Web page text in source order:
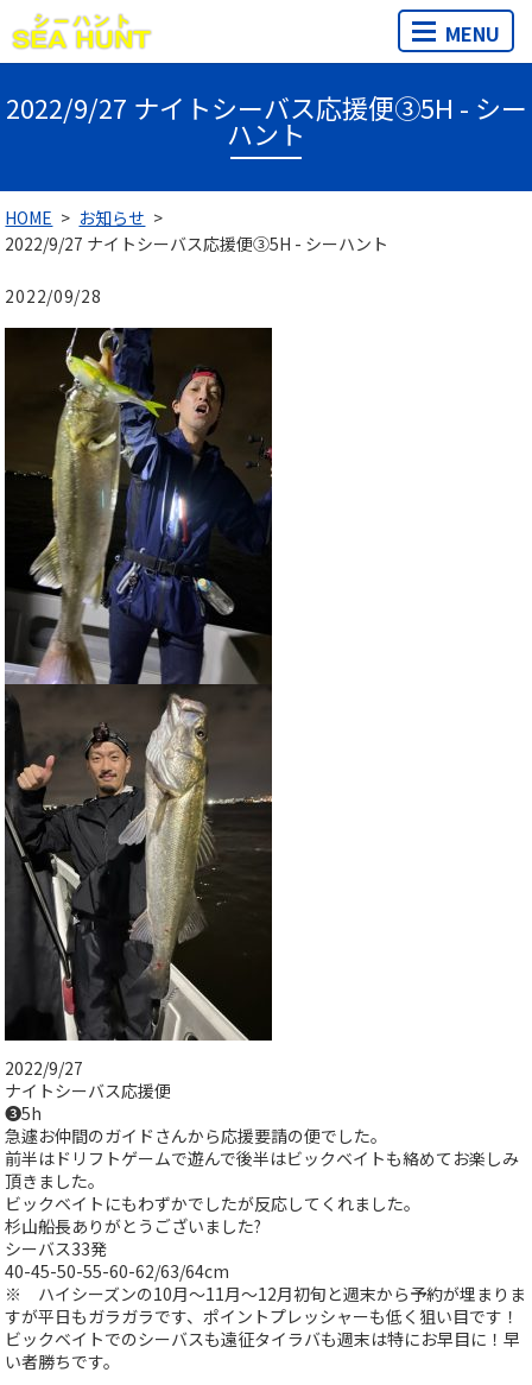
MENU
2022/9/27 ナイトシーバス応援便③5H - シー
ハント
HOME
お知らせ
2022/9/27 ナイトシーバス応援便③5H - シーハント
2022/09/28
2022/9/27
ナイトシーバス応援便
❸5h
急遽お仲間のガイドさんから応援要請の便でした。
前半はドリフトゲームで遊んで後半はビックベイトも絡めてお楽しみ
頂きました。
ビックベイトにもわずかでしたが反応してくれました。
杉山船長ありがとうございました?
シーバス33発
40-45-50-55-60-62/63/64cm
※ ハイシーズンの10月～11月～12月初旬と週末から予約が埋まりま
すが平日もガラガラです、ポイントプレッシャーも低く狙い目です！
ビックベイトでのシーバスも遠征タイラバも週末は特にお早目に！早
い者勝ちです。